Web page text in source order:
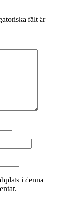
fält är
i denna